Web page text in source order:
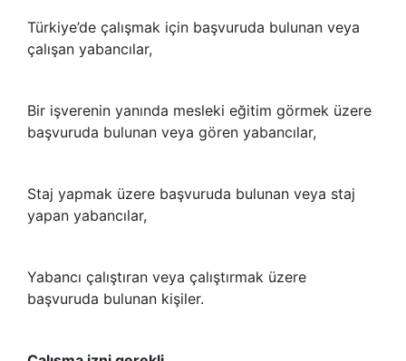
Türkiye’de çalışmak için başvuruda bulunan veya
çalışan yabancılar,
Bir işverenin yanında mesleki eğitim görmek üzere
başvuruda bulunan veya gören yabancılar,
Staj yapmak üzere başvuruda bulunan veya staj
yapan yabancılar,
Yabancı çalıştıran veya çalıştırmak üzere
başvuruda bulunan kişiler.